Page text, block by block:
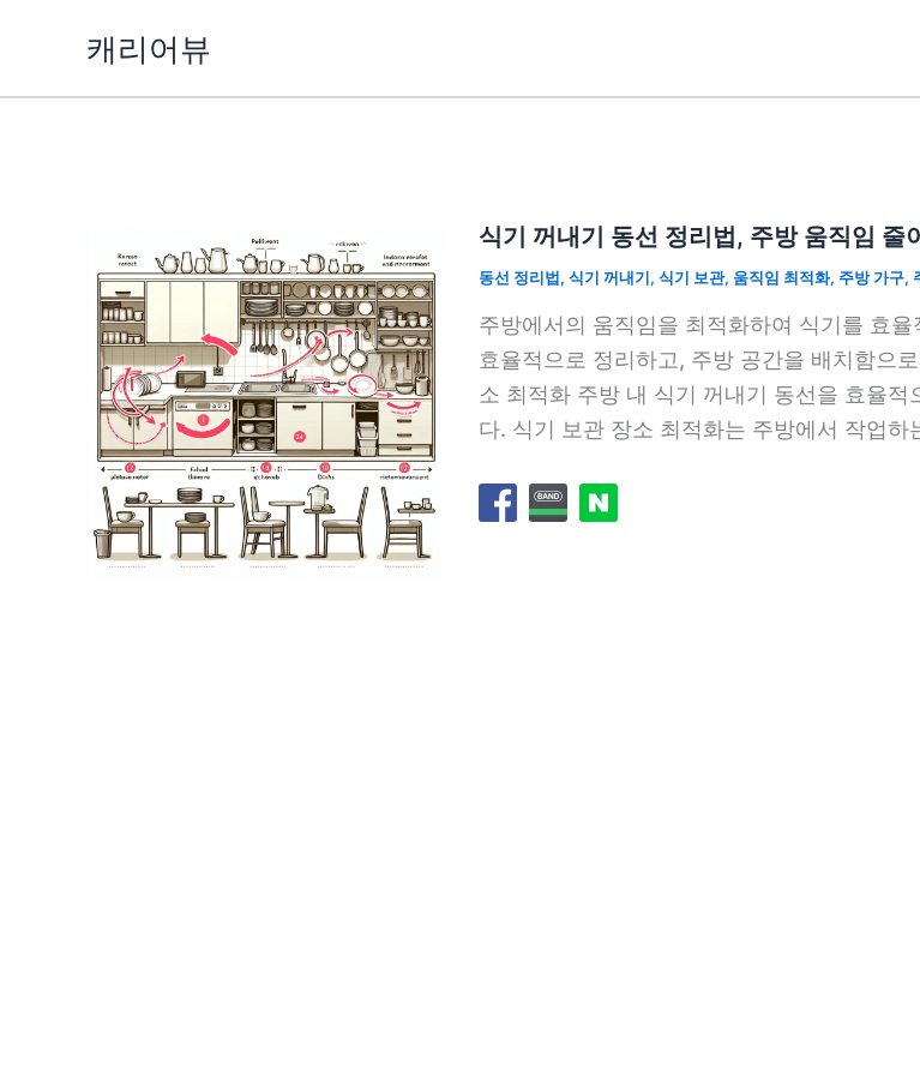
캐리어뷰
식기 꺼내기 동선 정리법, 주방 움직임 줄
동선 정리법, 식기 꺼내기, 식기 보관, 움직임 최적화, 주방 가구,
주방에서의 움직임을 최적화하여 식기를 효
효율적으로 정리하고, 주방 공간을 배치함으
소 최적화 주방 내 식기 꺼내기 동선을 효율
다. 식기 보관 장소 최적화는 주방에서 작업